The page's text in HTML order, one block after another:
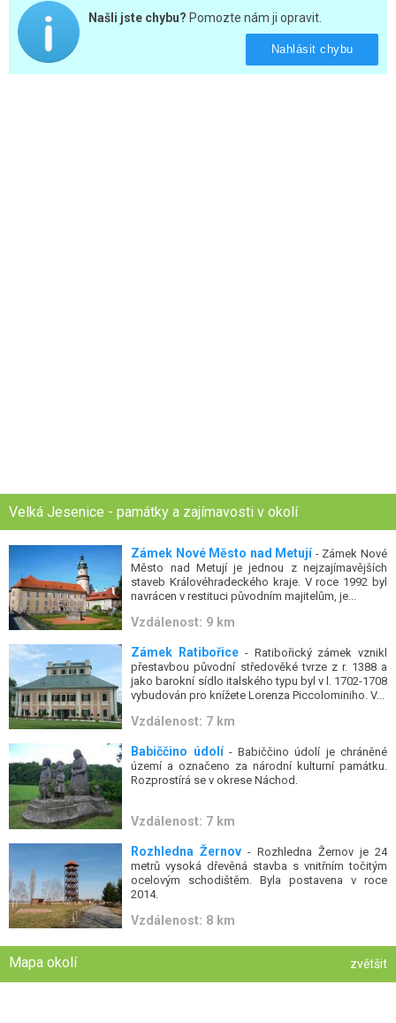
Našli jste chybu? Pomozte nám ji opravit.
Nahlásit chybu
Velká Jesenice - památky a zajímavosti v okolí
Zámek Nové Město nad Metují - Zámek Nové
Město nad Metují je jednou z nejzajímavějších
staveb Královéhradeckého kraje. V roce 1992 byl
navrácen v restituci původním majitelům, je...
Vzdálenost: 9 km
Zámek Ratibořice - Ratibořický zámek vznikl
přestavbou původní středověké tvrze z r. 1388 a
jako barokní sídlo italského typu byl v l. 1702-1708
vybudován pro knížete Lorenza Piccolominiho. V...
Vzdálenost: 7 km
Babiččino údolí - Babiččino údolí je chráněné
území a označeno za národní kulturní památku.
Rozprostírá se v okrese Náchod.
Vzdálenost: 7 km
Rozhledna Žernov - Rozhledna Žernov je 24
metrů vysoká dřevěná stavba s vnitřním točitým
ocelovým schodištěm. Byla postavena v roce
2014.
Vzdálenost: 8 km
Mapa okolí zvětšit